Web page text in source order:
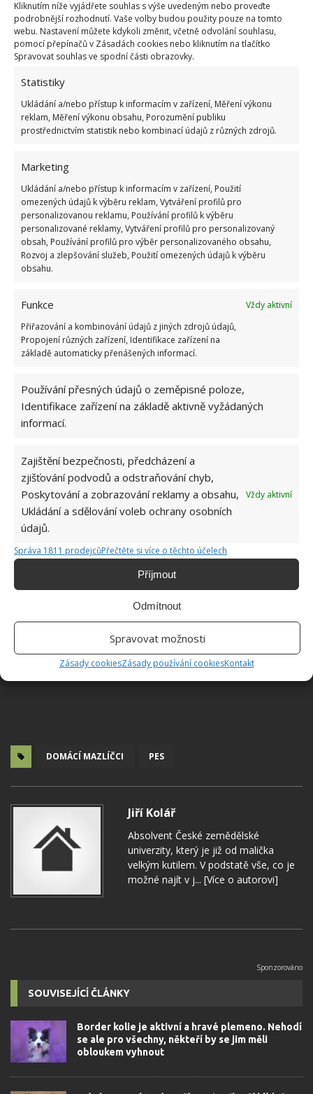
Kliknutím níže vyjádřete souhlas s výše uvedeným nebo proveďte
podrobnější rozhodnutí. Vaše volby budou použity pouze na tomto
webu. Nastavení můžete kdykoli změnit, včetně odvolání souhlasu,
pomocí přepínačů v Zásadách cookies nebo kliknutím na tlačítko
Spravovat souhlas ve spodní části obrazovky.
Statistiky
Ukládání a/nebo přístup k informacím v zařízení, Měření výkonu
reklam, Měření výkonu obsahu, Porozumění publiku
prostřednictvím statistik nebo kombinací údajů z různých zdrojů.
Marketing
Ukládání a/nebo přístup k informacím v zařízení, Použití
omezených údajů k výběru reklam, Vytváření profilů pro
personalizovanou reklamu, Používání profilů k výběru
personalizované reklamy, Vytváření profilů pro personalizovaný
obsah, Používání profilů pro výběr personalizovaného obsahu,
Rozvoj a zlepšování služeb, Použití omezených údajů k výběru
obsahu.
Funkce
Vždy aktivní
Přiřazování a kombinování údajů z jiných zdrojů údajů,
Propojení různých zařízení, Identifikace zařízení na
základě automaticky přenášených informací.
Používání přesných údajů o zeměpisné poloze,
Identifikace zařízení na základě aktivně vyžádaných
informací.
Zajištění bezpečnosti, předcházení a
zjišťování podvodů a odstraňování chyb,
Poskytování a zobrazování reklamy a obsahu,
Ukládání a sdělování voleb ochrany osobních
údajů.
Vždy aktivní
Správa 1811 prodejcůPřečtěte si více o těchto účelech
Příjmout
Odmítnout
Spravovat možnosti
Zásady cookiesZásady používání cookiesKontakt
Proč pes nepije vodu?
Podle mnohých veterinářů je odpověď na tuto otázku
velmi složitá. Množství vody, které váš mazlíček
během dne vypije, souvisí s mnoha faktory, jako je
například věk, velikost nebo strava. Pokud však tento
ihned řešit
náchylnějšího k nemocem, včetně velmi bolestivých
ledvinových kamenů.
Abyste tedy svého psa ochránili před možnými
důsledky dehydratace, budete ho muset k pití vody
syrového masa nebo do jeho misky s vodou přihoďte
trošku suchého krmiva,což ho donutí během
konzumace jídla dostat do sebe také vodu
problém s konzumací vody, neměli byste tuto
skutečnost nikdy podceňovat, naopak byste ji měli
včas začít řešit.
Zdroj: Porady Interia
DOMÁCÍ MAZLÍČCI PES
Jiří Kolář
Absolvent České zemědělské
univerzity, který je již od malička
velkým kutilem. V podstatě vše, co je
možné najít v j... [Více o autorovi]
SOUVISEJÍCÍ ČLÁNKY
Border kolie je aktivní a hravé plemeno. Nehodí
se ale pro všechny, někteří by se jim měli
obloukem vyhnout